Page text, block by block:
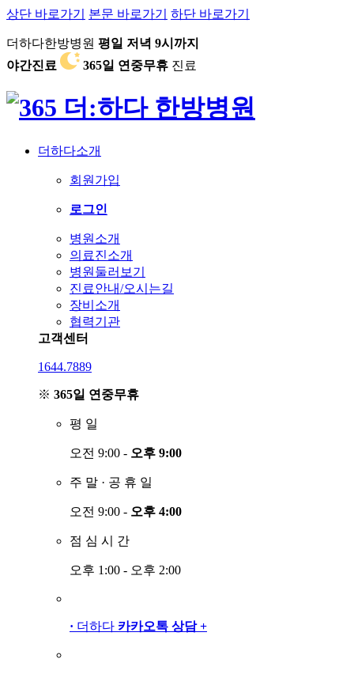
상단 바로가기 본문 바로가기 하단 바로가기
더하다한방병원 평일 저녁 9시까지
야간진료
365일 연중무휴 진료
더하다소개
회원가입
로그인
병원소개
의료진소개
병원둘러보기
진료안내/오시는길
장비소개
협력기관
고객센터
1644.7889
※ 365일 연중무휴
평 일
오전 9:00 - 오후 9:00
주 말 · 공 휴 일
오전 9:00 - 오후 4:00
점 심 시 간
오후 1:00 - 오후 2:00
· 더하다 카카오톡 상담 +